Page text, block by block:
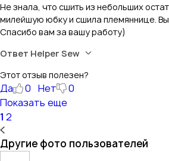
Не знала, что сшить из небольших
милейшую юбку и сшила племяннице.
Спасибо вам за вашу работу)
Ответ Helper Sew
Этот отзыв полезен?
Да 0 Нет
0
Показать еще
1 2
Другие фото пользователей